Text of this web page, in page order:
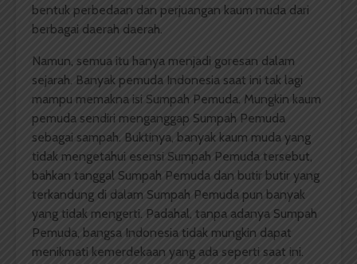
bentuk perbedaan dan perjuangan kaum muda dari
berbagai daerah daerah.
Namun, semua itu hanya menjadi goresan dalam
sejarah. Banyak pemuda Indonesia saat ini tak lagi
mampu memakna isi Sumpah Pemuda. Mungkin kaum
pemuda sendiri menganggap Sumpah Pemuda
sebagai sampah. Buktinya, banyak kaum muda yang
tidak mengetahui esensi Sumpah Pemuda tersebut,
bahkan tanggal Sumpah Pemuda dan butir butir yang
terkandung di dalam Sumpah Pemuda pun banyak
yang tidak mengerti. Padahal, tanpa adanya Sumpah
Pemuda, bangsa Indonesia tidak mungkin dapat
menikmati kemerdekaan yang ada seperti saat ini.